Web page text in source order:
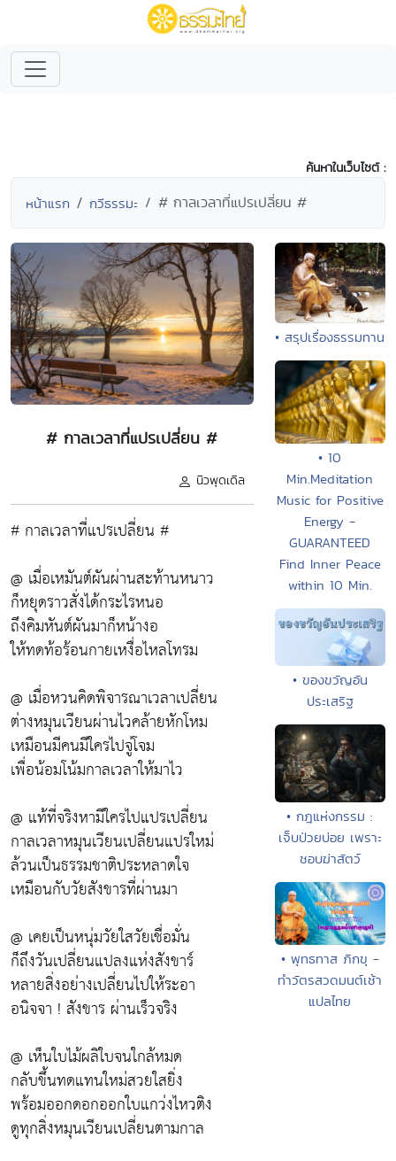
ค้นหาในเว็บไซต์ :
หน้าแรก กวีธรรมะ # กาลเวลาที่แปรเปลี่ยน #
# กาลเวลาที่แปรเปลี่ยน #
นิวพุดเดิล
# กาลเวลาที่แปรเปลี่ยน #
@ เมื่อเหมันต์ผันผ่านสะท้านหนาว
ก็หยุดราวสั่งได้กระไรหนอ
ถึงคิมหันต์ผันมาก็หน้างอ
ให้ทดท้อร้อนกายเหงื่อไหลโทรม
@ เมื่อหวนคิดพิจารณาเวลาเปลี่ยน
ต่างหมุนเวียนผ่านไวคล้ายหักโหม
เหมือนมีคนมีใครไปจู่โจม
เพื่อน้อมโน้มกาลเวลาให้มาไว
@ แท้ที่จริงหามีใครไปแปรเปลี่ยน
กาลเวลาหมุนเวียนเปลี่ยนแปรใหม่
ล้วนเป็นธรรมชาติประหลาดใจ
เหมือนกับวัยสังขารที่ผ่านมา
@ เคยเป็นหนุ่มวัยใสวัยเชื่อมั่น
ก็ถึงวันเปลี่ยนแปลงแห่งสังขาร์
หลายสิ่งอย่างเปลี่ยนไปให้ระอา
อนิจจา ! สังขาร ผ่านเร็วจริง
@ เห็นใบไม้ผลิใบจนใกล้หมด
กลับขึ้นทดแทนใหม่สวยใสยิ่ง
พร้อมออกดอกออกใบแกว่งไหวติง
ดูทุกสิ่งหมุนเวียนเปลี่ยนตามกาล
• สรุปเรื่องธรรมทาน
• 10
Min.Meditation
Music for Positive
Energy -
GUARANTEED
Find Inner Peace
within 10 Min.
• ของขวัญอัน
ประเสริฐ
• กฎแห่งกรรม :
เจ็บป่วยบ่อย เพราะ
ชอบฆ่าสัตว์
• พุทธทาส ภิกขุ -
ทำวัตรสวดมนต์เช้า
แปลไทย